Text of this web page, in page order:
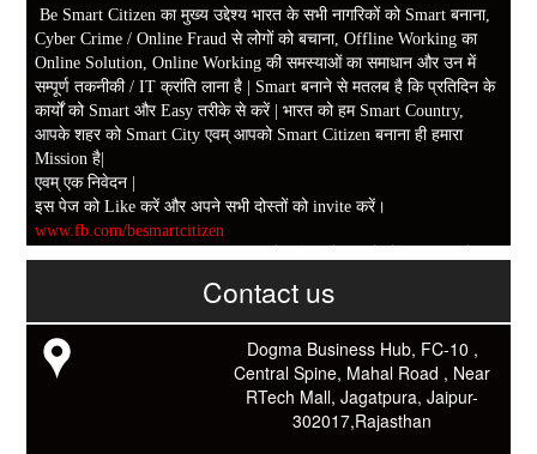
Be Smart Citizen का मुख्य उद्देश्य भारत के सभी नागरिकों को Smart बनाना,
Cyber Crime / Online Fraud से लोगों को बचाना, Offline Working का
Online Solution, Online Working की समस्याओं का समाधान और उन में
सम्पूर्ण तकनीकी / IT क्रांति लाना है | Smart बनाने से मतलब है कि प्रतिदिन के
कार्यों को Smart और Easy तरीके से करें | भारत को हम Smart Country,
आपके शहर को Smart City एवम् आपको Smart Citizen बनाना ही हमारा
Mission है|
एवम् एक निवेदन |
इस पेज को Like करें और अपने सभी दोस्तों को invite करें।
www.fb.com/besmartcitizen
Be Smart Citizen App Download करें। जिस से आप के दैनिक जीवन में
https://goo.gl/fhmp6D
यदि आप को इस App में कुछ भी जानकारी लेनी हो तो कम से कम एक बार
Download कारों ओर जानो Smart Work के तरीके।
Contact us
Dogma Business Hub, FC-10 ,
Central Spine, Mahal Road , Near
RTech Mall, Jagatpura, Jaipur-
302017,Rajasthan